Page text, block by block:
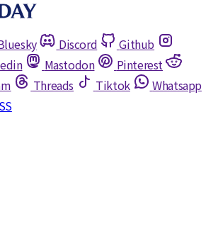
Discord
Github
Mastodon
Pinterest
Threads Tiktok
Whatsapp